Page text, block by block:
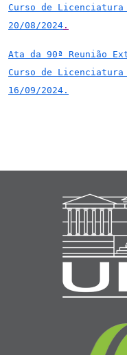
Curso de Licenciatura
20/08/2024 .
Ata da 90ª Reunião
Curso de Licenciatura
16/09/2024.